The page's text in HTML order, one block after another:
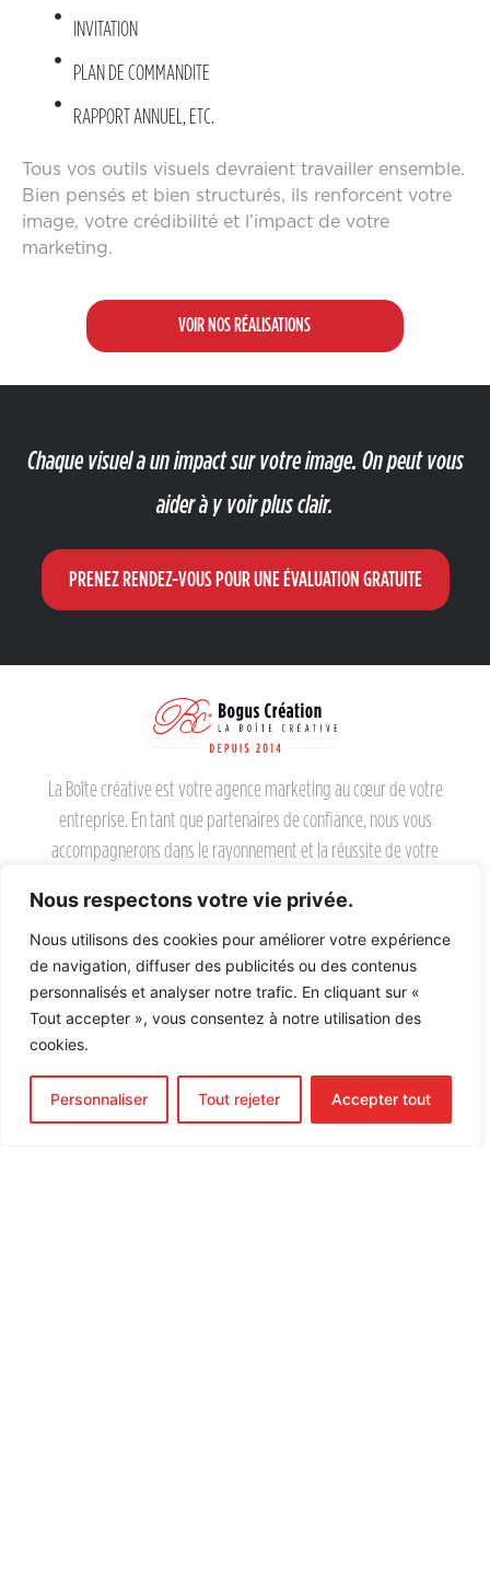
Nous respectons votre vie privée.
Nous utilisons des cookies pour améliorer votre expérience
de navigation, diffuser des publicités ou des contenus
personnalisés et analyser notre trafic. En cliquant sur «
Tout accepter », vous consentez à notre utilisation des
cookies.
Personnaliser Tout rejeter Accepter tout
INVITATION
PLAN DE COMMANDITE
RAPPORT ANNUEL, ETC.
Tous vos outils visuels devraient travailler ensemble.
Bien pensés et bien structurés, ils renforcent votre
image, votre crédibilité et l’impact de votre
marketing.
VOIR NOS RÉALISATIONS
Chaque visuel a un impact sur votre image. On peut vous
aider à y voir plus clair.
PRENEZ RENDEZ-VOUS POUR UNE ÉVALUATION GRATUITE
La Boîte créative est votre agence marketing au cœur de votre
entreprise. En tant que partenaires de confiance, nous vous
accompagnerons dans le rayonnement et la réussite de votre
UNE AGENCE SOCIALEMENT IMPLIQUÉE
CONTACTEZ-NOUS
ADRESSE :
SANS FRAIS : 1 855 253-5333